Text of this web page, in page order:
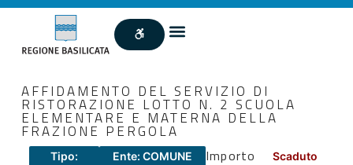
AFFIDAMENTO DEL SERVIZIO DI
RISTORAZIONE LOTTO N. 2 SCUOLA
ELEMENTARE E MATERNA DELLA
FRAZIONE PERGOLA
Tipo:
Ente: COMUNE
Importo
Scaduto